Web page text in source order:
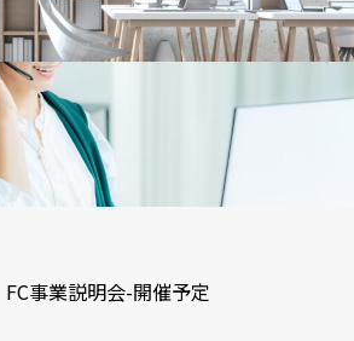
FC事業説明会-開催予定